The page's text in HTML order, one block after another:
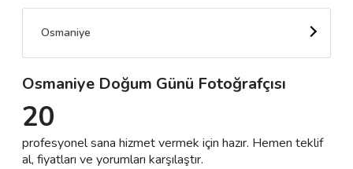
🌟 Müşteri Değerlendirmeleri
Destek
İletişim
Osmaniye
Osmaniye Doğum Günü Fotoğrafçısı
20
profesyonel sana hizmet vermek için hazır. Hemen teklif
al, fiyatları ve yorumları karşılaştır.